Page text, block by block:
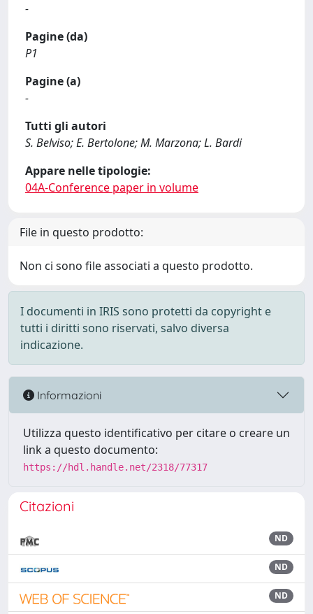
-
Pagine (da)
P1
Pagine (a)
-
Tutti gli autori
S. Belviso; E. Bertolone; M. Marzona; L. Bardi
Appare nelle tipologie:
04A-Conference paper in volume
File in questo prodotto:
Non ci sono file associati a questo prodotto.
I documenti in IRIS sono protetti da copyright e
tutti i diritti sono riservati, salvo diversa
indicazione.
Informazioni
Utilizza questo identificativo per citare o creare un
link a questo documento:
https://hdl.handle.net/2318/77317
Citazioni
ND
ND
ND